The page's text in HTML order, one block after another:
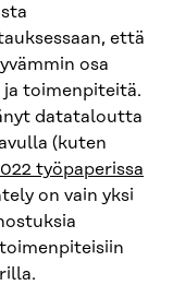
että
osa
toimenpiteitä.
datataloutta
(kuten
työpaperissa
on vain yksi